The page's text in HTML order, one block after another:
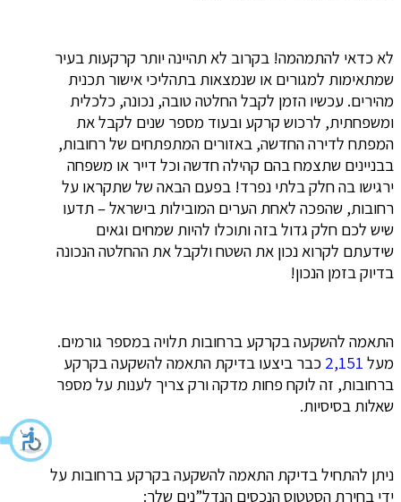
לא כדאי להתמהמה! בקרוב לא תהיינה יותר קרקעות בעיר
שמתאימות למגורים או שנמצאות בתהליכי אישור תכנית
מהירים. עכשיו הזמן לקבל החלטה טובה, נכונה, כלכלית
ומשפחתית, לרכוש קרקע ובעוד מספר שנים לקבל את
המפתח לדירה החדשה, באזורים המתפתחים של רחובות,
בבניינים שתצמח בהם קהילה חדשה וכל דייר או משפחה
ירגישו בה חלק בלתי נפרד! בפעם הבאה של שתקראו על
רחובות, שהפכה לאחת הערים המובילות בישראל – תדעו
שיש לכם חלק גדול בזה ותוכלו להיות שמחים וגאים
שידעתם לקרוא נכון את השטח ולקבל את ההחלטה הנכונה
בדיוק בזמן הנכון!
התאמה להשקעה בקרקע ברחובות תלויה במספר גורמים.
מעל 2,151 כבר ביצעו בדיקת התאמה להשקעה בקרקע
ברחובות, זה לוקח פחות מדקה ורק צריך לענות על מספר
שאלות בסיסיות.
ניתן להתחיל בדיקת התאמה להשקעה בקרקע ברחובות על
ידי בחירת הסטטוס הנכסים הנדל”נים שלך: